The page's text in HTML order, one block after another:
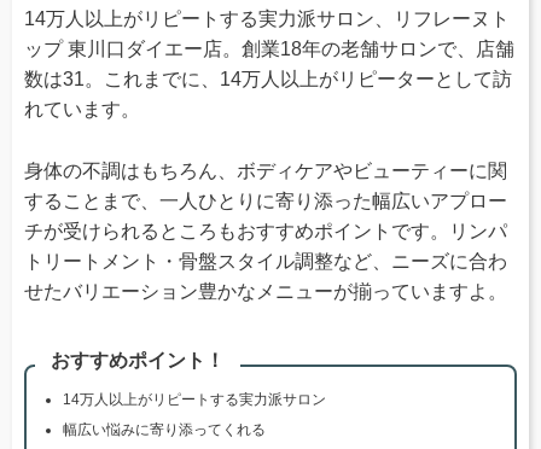
14万人以上がリピートする実力派サロン、リフレーヌト
ップ 東川口ダイエー店。創業18年の老舗サロンで、店舗
数は31。これまでに、14万人以上がリピーターとして訪
れています。
身体の不調はもちろん、ボディケアやビューティーに関
することまで、一人ひとりに寄り添った幅広いアプロー
チが受けられるところもおすすめポイントです。リンパ
トリートメント・骨盤スタイル調整など、ニーズに合わ
せたバリエーション豊かなメニューが揃っていますよ。
おすすめポイント！
14万人以上がリピートする実力派サロン
幅広い悩みに寄り添ってくれる